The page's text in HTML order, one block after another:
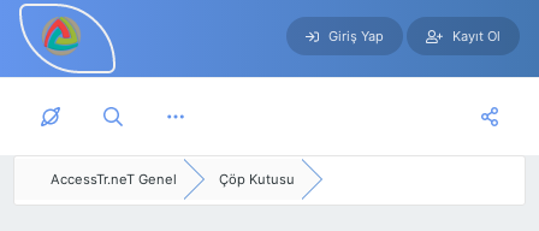
Skip to main content
Giriş Yap Kayıt Ol
AccessTr.neT Genel Çöp Kutusu